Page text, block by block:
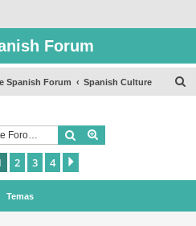
Forum
Spanish Forum Spanish Culture
Buscar
2 3 4
Temas